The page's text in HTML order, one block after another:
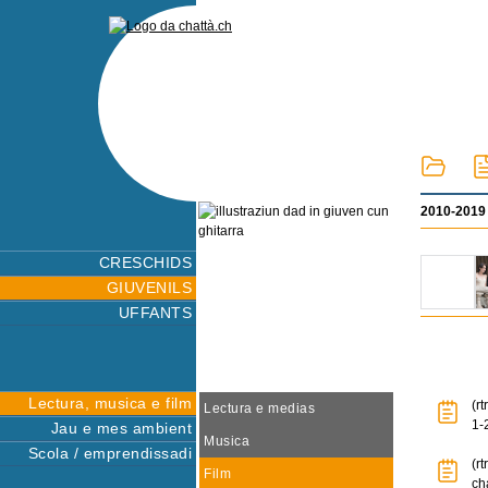
CRESCHIDS
GIUVENILS
UFFANTS
Lectura, musica e film Lectura e medias
Musica
Film
Jau e mes ambient
Scola / emprendissadi
2010-2019
1-